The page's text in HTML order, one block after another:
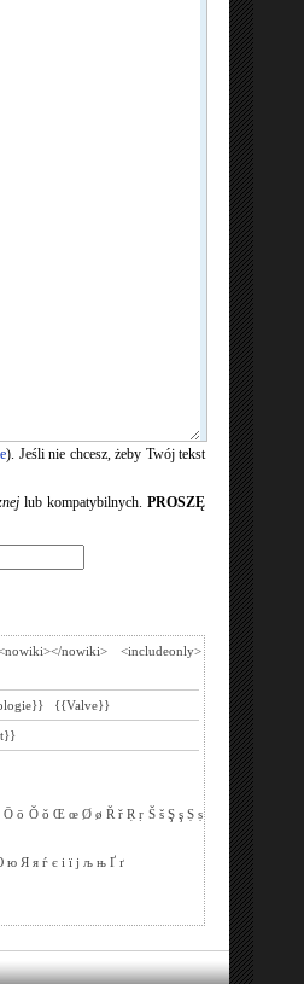
). Jeśli nie chcesz, żeby Twój tekst
lub kompatybilnych.PROSZĘ
nowiki>
<includeonly>
{{Valve}}
Ō ō Ǒ ǒ Œ œ Ø ø Ř ř Ṛ ṛ Š š Ş ş Ṣ ṣ
ю Я я ѓ є і ї ј љ њ Ґ ґ